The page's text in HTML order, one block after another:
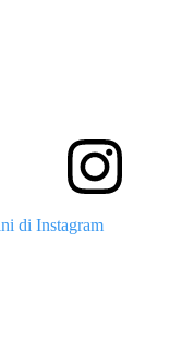
di Instagram